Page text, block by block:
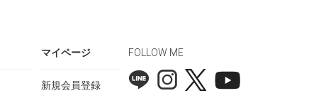
マイページ
新規会員登録
FOLLOW ME